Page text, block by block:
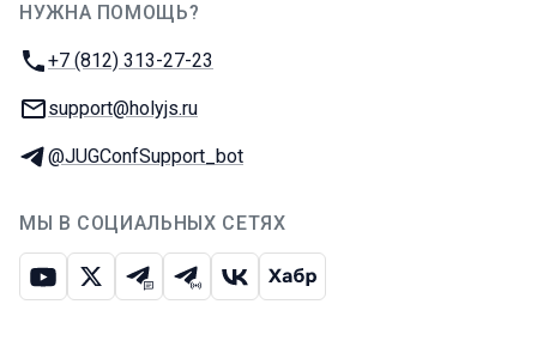
НУЖНА ПОМОЩЬ?
Телефон:
+7 (812) 313-27-23
E-mail:
support@holyjs.ru
Телеграм:
@JUGConfSupport_bot
МЫ В СОЦИАЛЬНЫХ СЕТЯХ
ЮтубИкс Телеграм-чат
Телеграм-канал
ВКонтакте
Хабр